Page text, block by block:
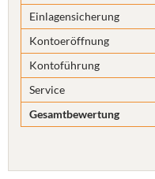
Einlagensicherung
Kontoeröffnung
Kontoführung
Service
Gesamtbewertung